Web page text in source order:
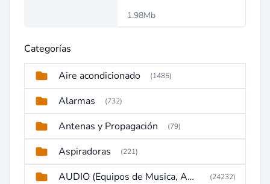
1.98Mb
Categorías
Aire acondicionado (1485)
Alarmas (732)
Antenas y Propagación (79)
Aspiradoras (221)
AUDIO (Equipos de Musica, Amplificadores, Reproductores, Etc) (24232)